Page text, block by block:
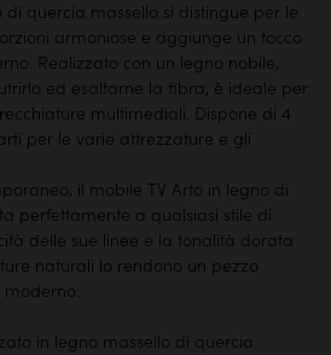
di quercia massello si distingue per le
armoniose e aggiunge un tocco
Realizzato con un legno nobile,
ed esaltarne la fibra, è ideale per
multimediali. Dispone di 4
per le varie attrezzature e gli
il mobile TV Arto in legno di
perfettamente a qualsiasi stile di
delle sue linee e la tonalità dorata
naturali lo rendono un pezzo
in legno massello di quercia